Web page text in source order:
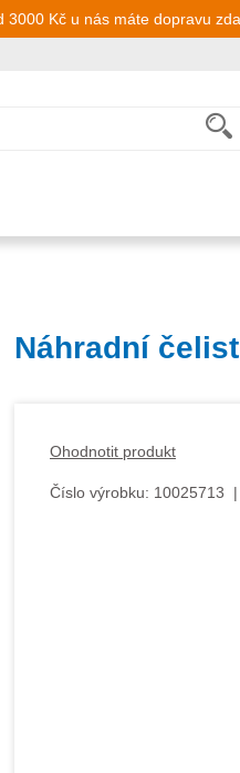
Kč u nás máte dopravu
Náhradní
Ohodnotit produkt
Číslo výrobku: 10025713 |